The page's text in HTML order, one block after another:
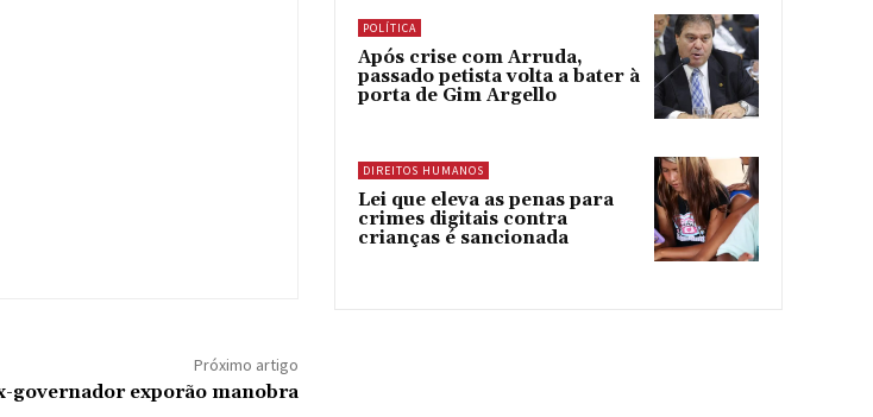
Próximo artigo
governador exporão manobra
POLÍTICA
Após crise com Arruda,
passado petista volta a bater à
porta de Gim Argello
DIREITOS HUMANOS
Lei que eleva as penas para
crimes digitais contra
crianças é sancionada